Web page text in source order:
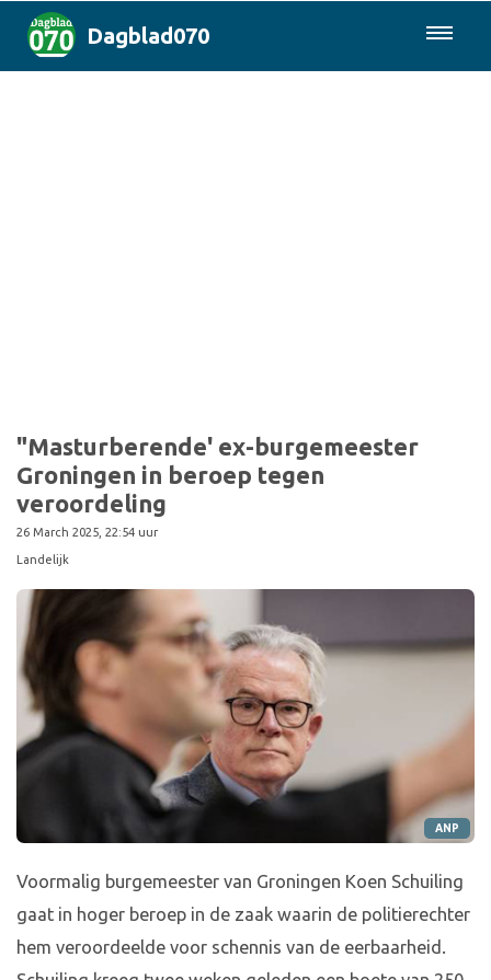
Dagblad070
"Masturberende' ex-burgemeester
Groningen in beroep tegen
veroordeling
26 March 2025, 22:54 uur
Landelijk
ANP
Voormalig burgemeester van Groningen Koen Schuiling
gaat in hoger beroep in de zaak waarin de politierechter
hem veroordeelde voor schennis van de eerbaarheid.